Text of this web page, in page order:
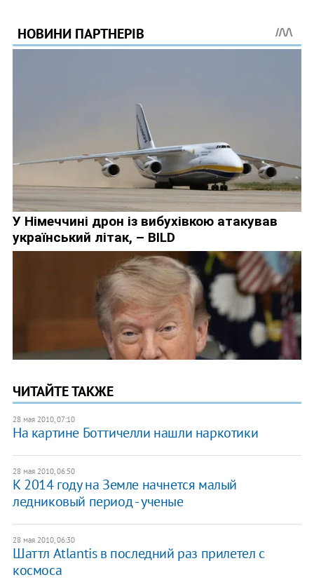
ЧИТАЙТЕ ТАКЖЕ
28 мая 2010, 07:10
На картине Боттичелли нашли наркотики
28 мая 2010, 06:50
К 2014 году на Земле начнется малый
ледниковый период - ученые
28 мая 2010, 06:30
Шаттл Atlantis в последний раз прилетел с
космоса